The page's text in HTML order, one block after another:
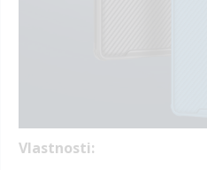
Vlastnosti: